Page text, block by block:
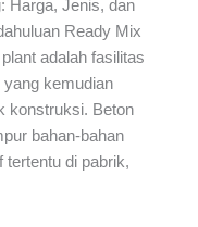
Harga, Jenis, dan
Ready Mix
adalah fasilitas
kemudian
konstruksi. Beton
bahan-bahan
tertentu di pabrik,